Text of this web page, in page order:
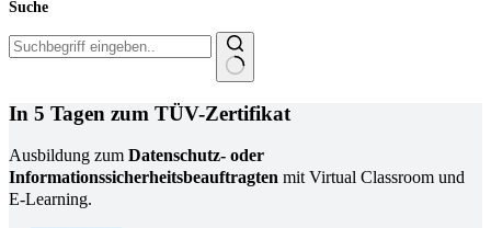
Suche
Ergebnisse
In 5 Tagen zum TÜV-Zertifikat
Ausbildung zum Datenschutz- oder
Informationssicherheitsbeauftragten mit Virtual Classroom und
E-Learning.